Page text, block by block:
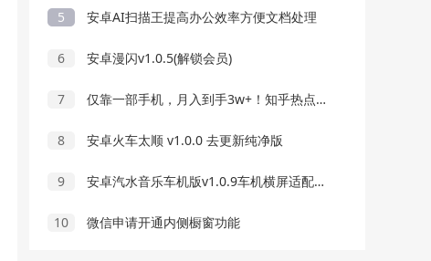
5 安卓AI扫描王提高办公效率方便文档处理
6 安卓漫闪v1.0.5(解锁会员)
7 仅靠一部手机，月入到手3w+！知乎热点拉新普通人也能实现逆袭之路！
8 安卓火车太顺 v1.0.0 去更新纯净版
9 安卓汽水音乐车机版v1.0.9车机横屏适配使用
10 微信申请开通内侧橱窗功能